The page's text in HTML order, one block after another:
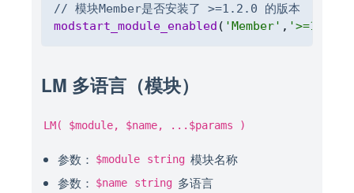
// 模块Member是否安装了 >=1.2.0 的版本
modstart_module_enabled ( 'Member' , '>=1.2.0'
LM 多语言（模块）
LM( $module, $name, ...$params )
参数： $module string 模块名称
参数：
$name string 多语言